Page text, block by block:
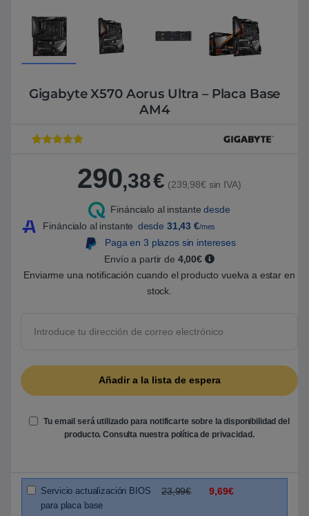
Gigabyte X570 Aorus Ultra – Placa Base
AM4
valoración de290,38€ (239,98€ sin IVA)
Fináncialo al instante desde
Fináncialo al instante desde 31,43 €/mes
Paga en 3 plazos sin intereses
Envío a partir de 4,00€
Enviarme una notificación cuando el producto vuelva a estar en
stock.
Tu email será utilizado para notificarte sobre la disponibilidad del
producto. Consulta nuestra política de privacidad.
Servicio actualización BIOS
para placa base
23,99€ 9,69€